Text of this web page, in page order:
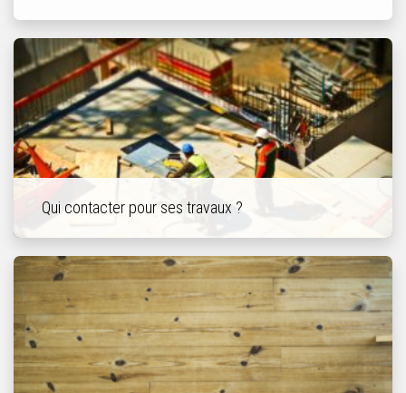
Qui contacter pour ses travaux ?